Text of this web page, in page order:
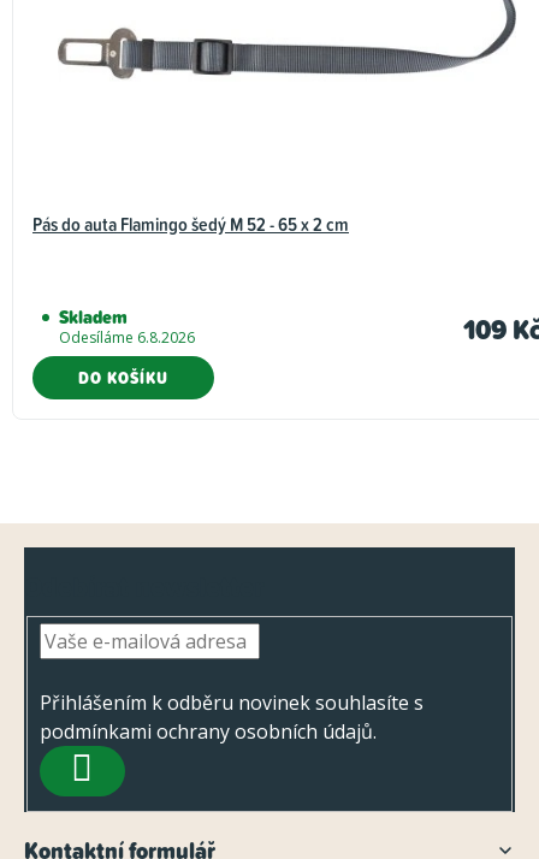
Pás do auta Flamingo šedý M 52 - 65 x 2 cm
Skladem
Odesíláme 6.8.2026 109
DO KOŠÍKU
Přihlášením k odběru novinek souhlasíte s
podmínkami ochrany osobních údajů.
PŘIHLÁSIT
Kontaktní formulář